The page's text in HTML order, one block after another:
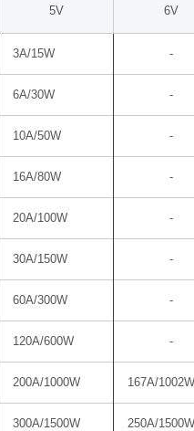
5V 6V
3A/15W -
6A/30W -
10A/50W -
16A/80W -
20A/100W -
30A/150W -
60A/300W -
120A/600W -
200A/1000W 167A/1002W
300A/1500W 250A/1500W